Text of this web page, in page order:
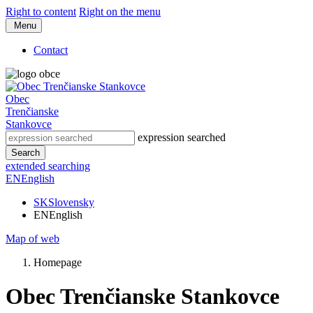
Right to content Right on the menu
Menu
Contact
Obec
Trenčianske
Stankovce
expression searched
Search
extended searching
ENEnglish
SKSlovensky
ENEnglish
Map of web
Homepage
Obec Trenčianske Stankovce